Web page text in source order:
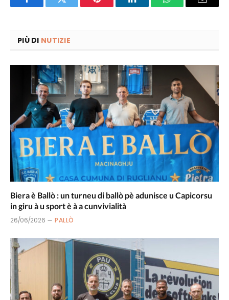
FacebookTwitter Pinterest LinkedInWhatsAppEmail
PIÙ DI NUTIZIE
Biera è Ballò : un turneu di ballò pè adunisce u Capicorsu
in giru à u sport è à a cunvivialità
26/06/2026 PALLÒ